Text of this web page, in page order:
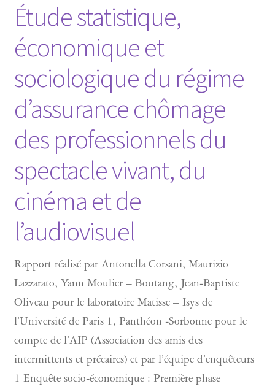
Étude statistique,
économique et
sociologique du régime
d’assurance chômage
des professionnels du
spectacle vivant, du
cinéma et de
l’audiovisuel
Rapport réalisé par Antonella Corsani, Maurizio
Lazzarato, Yann Moulier – Boutang, Jean-Baptiste
Oliveau pour le laboratoire Matisse – Isys de
l’Université de Paris 1, Panthéon -Sorbonne pour le
compte de l’AIP (Association des amis des
intermittents et précaires) et par l’équipe d’enquêteurs
1 Enquête socio-économique : Première phase